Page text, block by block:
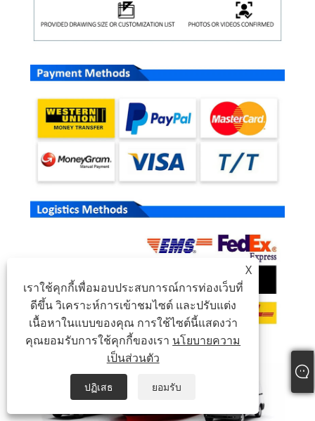
X
เราใช้คุกกี้เพื่อมอบประสบการณ์การท่องเว็บที่
ดีขึ้น วิเคราะห์การเข้าชมไซต์ และปรับแต่ง
เนื้อหาในแบบของคุณ การใช้ไซต์นี้แสดงว่า
คุณยอมรับการใช้คุกกี้ของเรา นโยบายความ
เป็นส่วนตัว
ปฏิเสธ ยอมรับ